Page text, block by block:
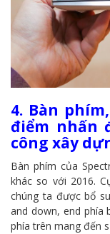
4. Bàn
điểm nhấn
công xây
Bàn phím của
khác so với 2016.
chúng ta được bổ
and down, end phía
phía trên mang đến